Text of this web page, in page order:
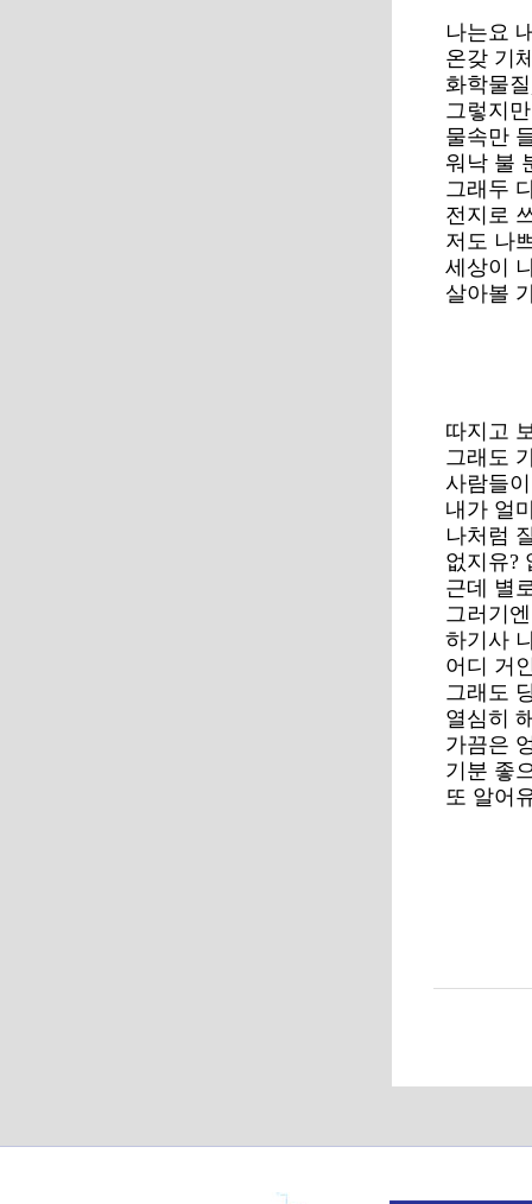
나는요
온갖 기
화학물
그렇지
물속만
워낙 불
그래두
전지로
저도 나
세상이
살아볼
따지고
그래도
사람들
내가 얼
나처럼
없지유?
근데 별
그러기
하기사
어디 거
그래도
열심히
가끔은
기분 좋
또 알어